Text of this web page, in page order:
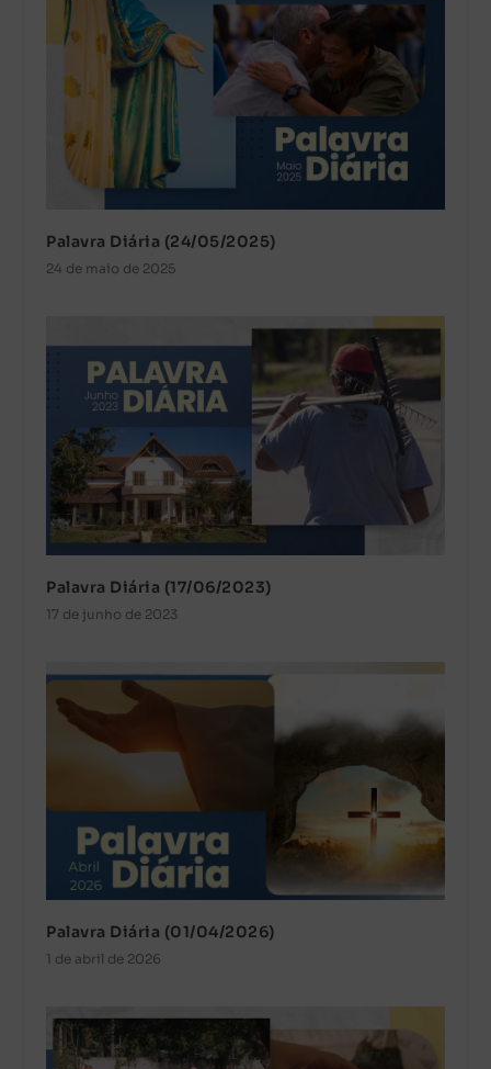
Palavra Diária (24/05/2025)
24 de maio de 2025
Palavra Diária (17/06/2023)
17 de junho de 2023
Palavra Diária (01/04/2026)
1 de abril de 2026